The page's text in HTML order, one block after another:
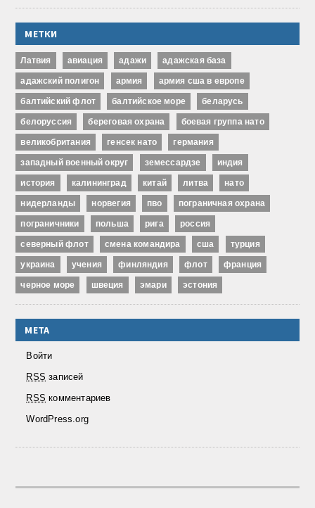
МЕТКИ
Латвия авиация адажи адажская база
адажский полигон армия армия сша в европе
балтийский флот балтийское море беларусь
белоруссия береговая охрана боевая группа нато
великобритания генсек нато германия
западный военный округ земессардзе индия
история калининград китай литва нато
нидерланды норвегия пво пограничная охрана
пограничники польша рига россия
северный флот смена командира сша турция
украина учения финляндия флот франция
черное море швеция эмари эстония
МЕТА
Войти
RSS записей
RSS комментариев
WordPress.org